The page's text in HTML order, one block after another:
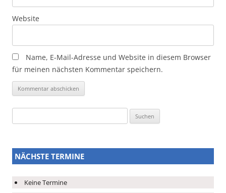
Website
Name, E-Mail-Adresse und Website in diesem Browser
für meinen nächsten Kommentar speichern.
nach:
NÄCHSTE TERMINE
Keine Termine